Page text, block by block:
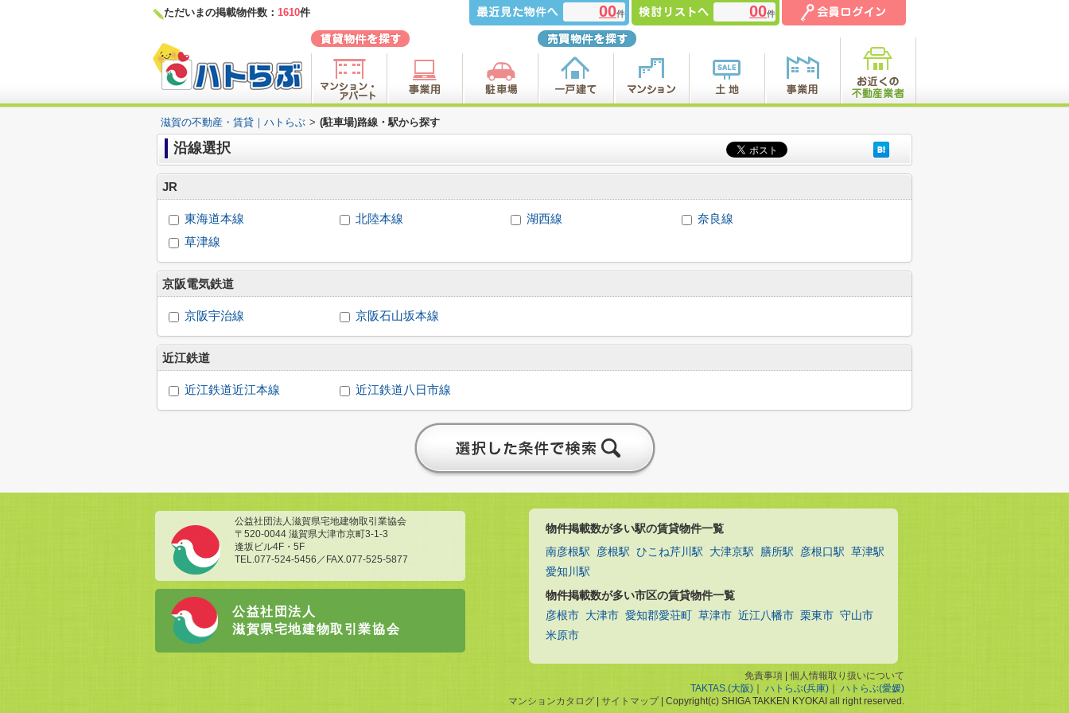
ただいまの掲載物件数： 1610件 00件 00件
滋賀の不動産・賃貸｜ハトらぶ > (駐車場)路線・駅から探す
沿線選択
JR
東海道本線 北陸本線 湖西線
奈良線
草津線
京阪電気鉄道
京阪宇治線 京阪石山坂本線
近江鉄道
近江鉄道近江本線 近江鉄道八日市線
公益社団法人滋賀県宅地建物取引業協会
〒520-0044 滋賀県大津市京町3-1-3
逢坂ビル4F・5F
TEL.077-524-5456／FAX.077-525-5877
公益社団法人
滋賀県宅地建物取引業協会
物件掲載数が多い駅の賃貸物件一覧
南彦根駅 彦根駅 ひこね芹川駅 大津京駅 膳所駅 彦根口駅 草津駅
愛知川駅
物件掲載数が多い市区の賃貸物件一覧
彦根市 大津市 愛知郡愛荘町 草津市 近江八幡市 栗東市 守山市
米原市
免責事項
個人情報取り扱いについて
TAKTAS.(大阪)
ハトらぶ(兵庫)
ハトらぶ(愛媛)
マンションカタログ
サイトマップ| Copyright(c) SHIGA TAKKEN KYOKAI all right reserved.